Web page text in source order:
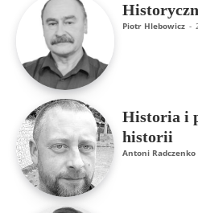
Piotr Hlebowicz -
Historia i
historii
Antoni Radczenko